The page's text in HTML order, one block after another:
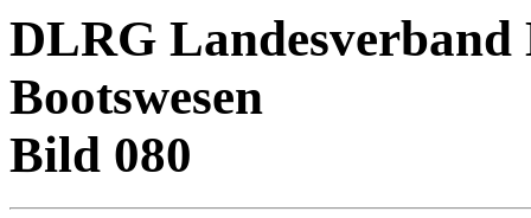
DLRG Landesverband
Bootswesen
Bild 080